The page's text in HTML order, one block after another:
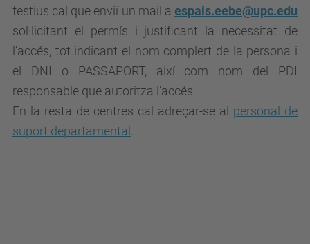
festius cal que enviï un mail a espais.eebe@upc.edu
sol·licitant el permís i justificant la necessitat de
l'accés, tot indicant el nom complert de la persona i
el DNI o PASSAPORT, així com nom del PDI
responsable que autoritza l'accés.
En la resta de centres cal adreçar-se al personal de
suport departamental